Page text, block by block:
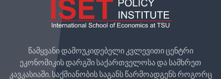
წამყვანი დამოუკიდებელი კვლევითი ცენტრი
ეკონომიკის დარგში საქართველოსა და სამხრეთ
კავკასიაში. საქმიანობის საგანს წარმოადგენს როგორც